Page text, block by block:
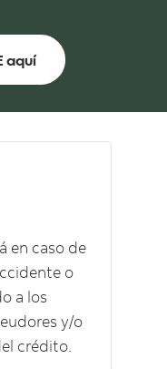
aquí
en caso de
o
a los
y/o
crédito.